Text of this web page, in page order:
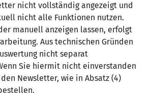
nicht vollständig angezeigt und
nicht alle Funktionen nutzen.
manuell anzeigen lassen, erfolgt
Aus technischen Gründen
nicht separat
Sie hiermit nicht einverstanden
Newsletter, wie in Absatz (4)